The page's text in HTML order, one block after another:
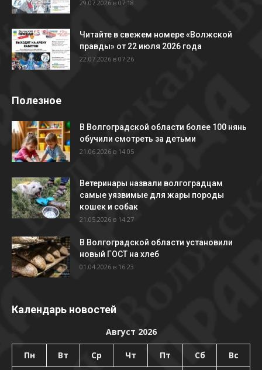
29.07.2026 в 07:18
Читайте в свежем номере «Волжской
правды» от 22 июля 2026 года
22.07.2026 в 07:26
Полезное
В Волгоградской области более 100 нянь
обучили смотреть за детьми
21.06.2026 в 14:05
Ветеринары назвали волгоградцам
самые уязвимые для жары породы
кошек и собак
21.05.2026 в 14:27
В Волгоградской области установили
новый ГОСТ на хлеб
01.04.2026 в 16:23
Календарь новостей
Август 2026
Пн Вт Ср Чт Пт Сб Вс